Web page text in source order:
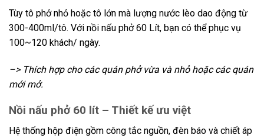
Tùy tô phở nhỏ hoặc tô lớn mà lượng nước lèo dao động từ
300-400ml/tô. Với nồi nấu phở 60 Lít, bạn có thể phục vụ
100~120 khách/ ngày.
–> Thích hợp cho các quán phở vừa và nhỏ hoặc các quán
mới mở.
Nồi nấu phở 60 lít – Thiết kế ưu việt
Hệ thống hộp điện gồm công tắc nguồn, đèn báo và chiết áp